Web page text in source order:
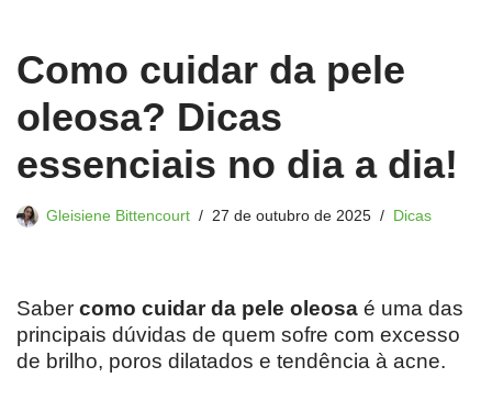
Como cuidar da pele
oleosa? Dicas
essenciais no dia a dia!
Gleisiene Bittencourt 27 de outubro de 2025 Dicas
Saber como cuidar da pele oleosa é uma das
principais dúvidas de quem sofre com excesso
de brilho, poros dilatados e tendência à acne.